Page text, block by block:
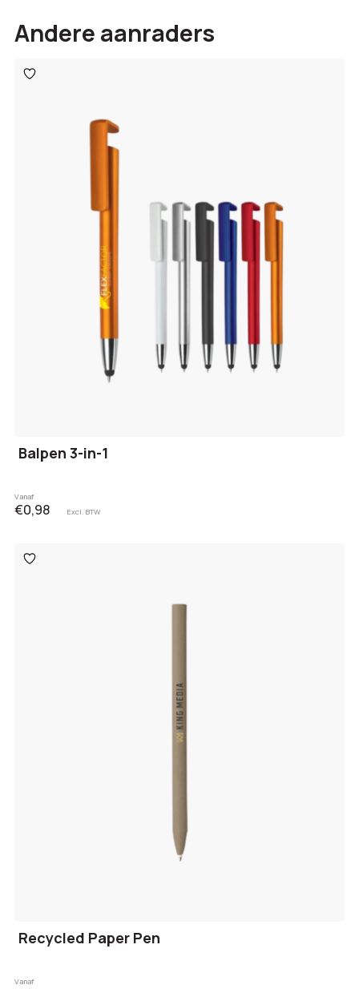
Andere aanraders
Toevoegen
aan
Balpen 3-in-1
Vanaf
€0,98 Excl. BTW
Toevoegen
aan
Recycled Paper Pen
Vanaf